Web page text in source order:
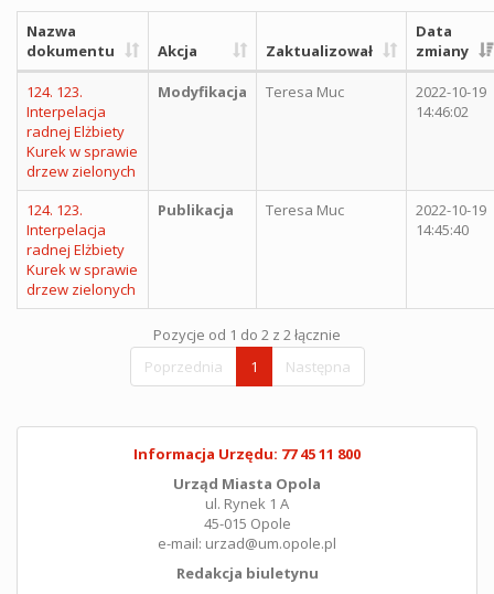
Nazwa
dokumentu
Akcja Zaktualizował
Data
zmiany
124. 123.
Interpelacja
radnej Elżbiety
Kurek w sprawie
drzew zielonych
Modyfikacja Teresa Muc
2022-10-19
14:46:02
124. 123.
Interpelacja
radnej Elżbiety
Kurek w sprawie
drzew zielonych
Publikacja Teresa Muc
2022-10-19
14:45:40
Pozycje od 1 do 2 z 2 łącznie
Poprzednia
1 Następna
Informacja Urzędu: 77 45 11 800
Urząd Miasta Opola
ul. Rynek 1 A
45-015 Opole
e-mail: urzad@um.opole.pl
Redakcja biuletynu